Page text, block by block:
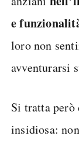
e
loro non
avventurarsi
Si tratta però
insidiosa: